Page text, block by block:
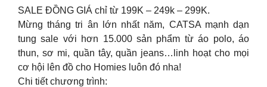
SALE ĐỒNG GIÁ chỉ từ 199K – 249k – 299K.
Mừng tháng tri ân lớn nhất năm, CATSA mạnh dạn
tung sale với hơn 15.000 sản phẩm từ áo polo, áo
thun, sơ mi, quần tây, quần jeans…linh hoạt cho mọi
cơ hội lên đồ cho Homies luôn đó nha!
Chi tiết chương trình: